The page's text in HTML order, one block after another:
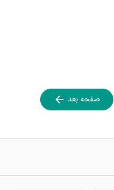
صفحه بعد